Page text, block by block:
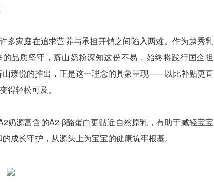
多家庭在追求营养与承担开销之间陷入两难。作为越秀乳
品质坚守，辉山奶粉深知这份不易，始终将践行国企担
臻悦的推出，正是这一理念的具象呈现——以比补贴更直
得轻松可及。
奶源富含的A2-β酪蛋白更贴近自然原乳，有助于减轻宝宝
成长守护，从源头上为宝宝的健康筑牢根基。